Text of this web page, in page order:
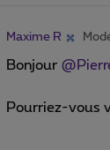
Maxime R
Bonjour
Pourriez-vous